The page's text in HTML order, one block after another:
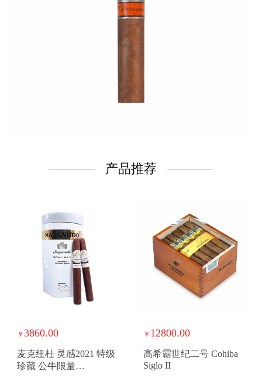
产品推荐
￥ 3860.00
麦克纽杜 灵感2021 特级
珍藏 公牛限量
￥ 12800.00
高希霸世纪二号 Cohiba
Siglo II